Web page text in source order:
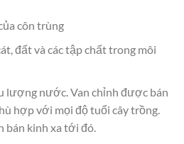
côn trùng
đất và các tập chất trong môi
lượng nước. Van chỉnh được bán
hợp với mọi độ tuổi cây trồng.
bán kinh xa tới đó.